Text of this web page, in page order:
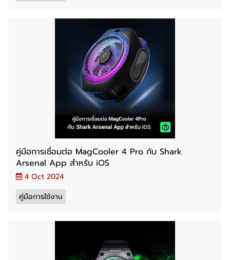
คู่มือการเชื่อมต่อ MagCooler 4 Pro กับ Shark
Arsenal App สำหรับ iOS
4 Oct 2024
คู่มือการใช้งาน